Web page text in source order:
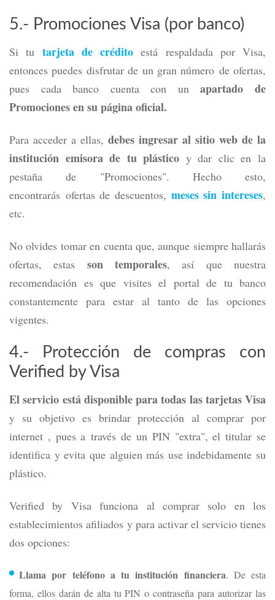
5.- Promociones Visa (por banco)
Si tu tarjeta de crédito está respaldada por Visa,
entonces puedes disfrutar de un gran número de ofertas,
pues cada banco cuenta con unapartado de
Promociones en su página oficial.
Para acceder a ellas, debes ingresar al sitio web de la
institución emisora de tu plástico y dar clic en la
pestaña de "Promociones". Hecho esto,
encontrarás ofertas de descuentos, meses sin intereses,
etc.
No olvides tomar en cuenta que, aunque siempre hallarás
ofertas, estas son temporales, así que nuestra
recomendación es que visites el portal de tu banco
constantemente para estar al tanto de las opciones
vigentes.
4.- Protección de compras con
Verified by Visa
El servicio está disponible para todas las tarjetas Visa
y su objetivo es brindar protección al comprar por
internet , pues a través de un PIN "extra", el titular se
identifica yevita que alguien más use indebidamente su
plástico.
Verified by Visa funciona al comprar solo en los
establecimientos afiliados y para activar el servicio tienes
dos opciones:
Llama por teléfono a tu institución financiera. De esta
forma, ellos darán de alta tu PIN o contraseña para autorizar las